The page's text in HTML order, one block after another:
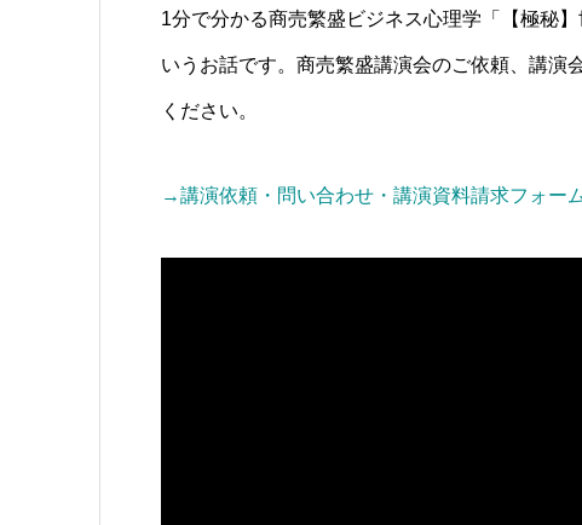
1分で分かる商売繁盛ビジネス心理学「【極秘
いうお話です。商売繁盛講演会のご依頼、講演
ください。
→講演依頼・問い合わせ・講演資料請求フォー